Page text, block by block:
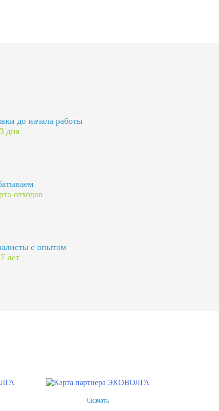
до начала работы
дня
отходов
с опытом
лет
Скачать